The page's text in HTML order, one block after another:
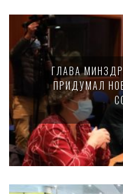
ГЛАВА
ПРИДУМАЛ